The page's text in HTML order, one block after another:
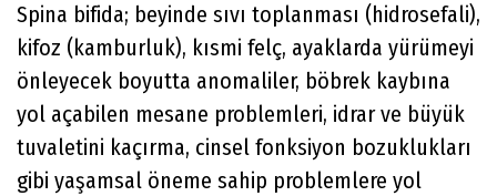
Spina bifida; beyinde sıvı toplanması (hidrosefali),
kifoz (kamburluk), kısmi felç, ayaklarda yürümeyi
önleyecek boyutta anomaliler, böbrek kaybına
yol açabilen mesane problemleri, idrar ve büyük
tuvaletini kaçırma, cinsel fonksiyon bozuklukları
gibi yaşamsal öneme sahip problemlere yol